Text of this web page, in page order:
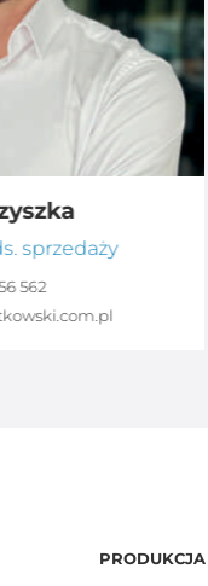
sprzedaży
562
PRODUKCJA